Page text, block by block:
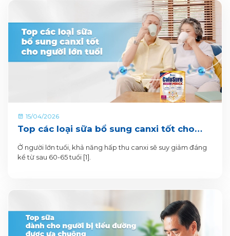
15/04/2026
Top các loại sữa bổ sung canxi tốt cho
người lớn tuổi
Ở người lớn tuổi, khả năng hấp thu canxi sẽ suy giảm đáng
kể từ sau 60-65 tuổi [1].